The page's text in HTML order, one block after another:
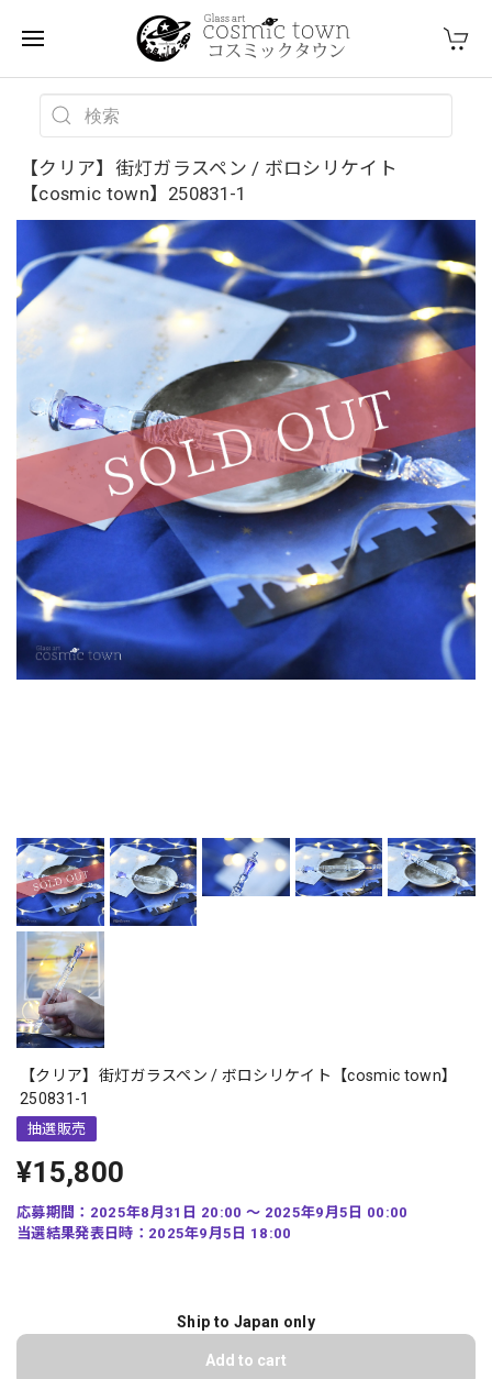
【クリア】街灯ガラスペン / ボロシリケイト
【cosmic town】250831-1
【クリア】街灯ガラスペン / ボロシリケイト【cosmic town】
250831-1
抽選販売
¥15,800
応募期間：2025年8月31日 20:00 〜 2025年9月5日 00:00
当選結果発表日時：2025年9月5日 18:00
Ship to Japan only
Add to cart